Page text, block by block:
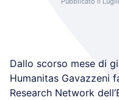
Dallo scorso mese di
Humanitas Gavazzeni
Research Network